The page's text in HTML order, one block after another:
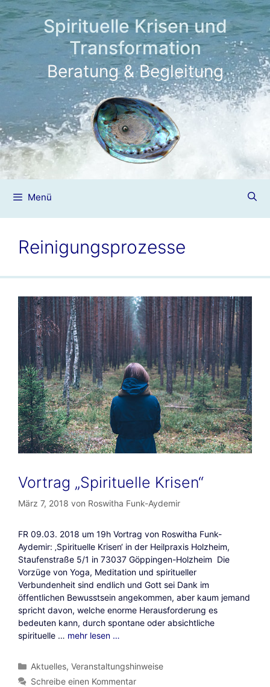
Zum
Inhalt
springen
Spirituelle Krisen und
Transformation
Beratung & Begleitung
Menü
Reinigungsprozesse
Vortrag „Spirituelle Krisen“
März 7, 2018 von Roswitha Funk-Aydemir
FR 09.03. 2018 um 19h Vortrag von Roswitha Funk-
Aydemir: ‚Spirituelle Krisen‘ in der Heilpraxis Holzheim,
Staufenstraße 5/1 in 73037 Göppingen-Holzheim ​ Die
Vorzüge von Yoga, Meditation und spiritueller
Verbundenheit sind endlich und Gott sei Dank im
öffentlichen Bewusstsein angekommen, aber kaum jemand
spricht davon, welche enorme Herausforderung es
bedeuten kann, durch spontane oder absichtliche
spirituelle … mehr lesen …
Kategorien
Aktuelles,Veranstaltungshinweise
Schreibe einen Kommentar